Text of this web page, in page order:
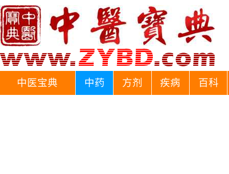
中医宝典 中药 方剂 疾病 百科